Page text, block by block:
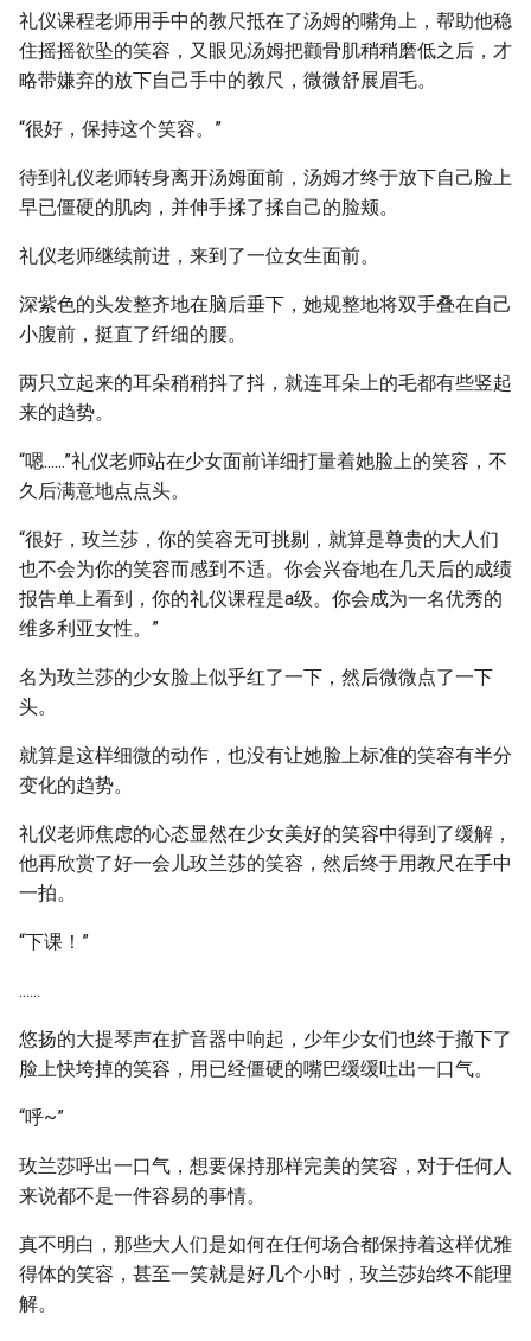
礼仪课程老师用手中的教尺抵在了汤姆的嘴角上，帮助他稳
住摇摇欲坠的笑容，又眼见汤姆把颧骨肌稍稍磨低之后，才
略带嫌弃的放下自己手中的教尺，微微舒展眉毛。
“很好，保持这个笑容。”
待到礼仪老师转身离开汤姆面前，汤姆才终于放下自己脸上
早已僵硬的肌肉，并伸手揉了揉自己的脸颊。
礼仪老师继续前进，来到了一位女生面前。
深紫色的头发整齐地在脑后垂下，她规整地将双手叠在自己
小腹前，挺直了纤细的腰。
两只立起来的耳朵稍稍抖了抖，就连耳朵上的毛都有些竖起
来的趋势。
“嗯......”礼仪老师站在少女面前详细打量着她脸上的笑容，不
久后满意地点点头。
“很好，玫兰莎，你的笑容无可挑剔，就算是尊贵的大人们
也不会为你的笑容而感到不适。你会兴奋地在几天后的成绩
报告单上看到，你的礼仪课程是a级。你会成为一名优秀的
维多利亚女性。”
名为玫兰莎的少女脸上似乎红了一下，然后微微点了一下
头。
就算是这样细微的动作，也没有让她脸上标准的笑容有半分
变化的趋势。
礼仪老师焦虑的心态显然在少女美好的笑容中得到了缓解，
他再欣赏了好一会儿玫兰莎的笑容，然后终于用教尺在手中
一拍。
“下课！”
......
悠扬的大提琴声在扩音器中响起，少年少女们也终于撤下了
脸上快垮掉的笑容，用已经僵硬的嘴巴缓缓吐出一口气。
“呼~”
玫兰莎呼出一口气，想要保持那样完美的笑容，对于任何人
来说都不是一件容易的事情。
真不明白，那些大人们是如何在任何场合都保持着这样优雅
得体的笑容，甚至一笑就是好几个小时，玫兰莎始终不能理
解。